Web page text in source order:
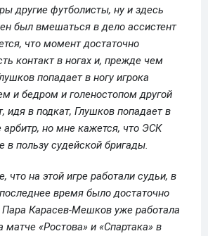
другие футболисты, ну и здесь
был вмешаться в дело ассистент
что момент достаточно
контакт в ногах и, прежде чем
попадает в ногу игрока
и бедром и голеностопом другой
идя в подкат, Глушков попадает в
арбитр, но мне кажется, что ЭСК
в пользу судейской бригады.
что на этой игре работали судьи, в
время было достаточно
Карасев-Мешков уже работала
«Ростова» и «Спартака» в